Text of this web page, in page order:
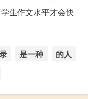
生作文水平才会快
是一种
的人